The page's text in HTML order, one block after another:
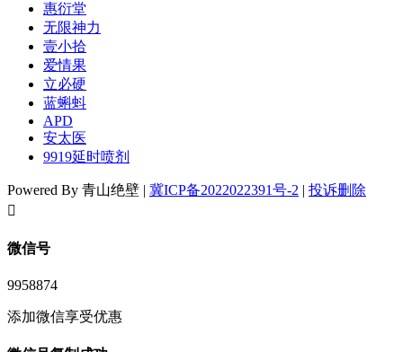
惠衍堂
无限神力
壹小拾
爱情果
立必硬
蓝蝌蚪
APD
安太医
9919延时喷剂
Powered By 青山绝壁 | 冀ICP备2022022391号-2 | 投诉删除
󦘖
微信号
9958874
添加微信享受优惠